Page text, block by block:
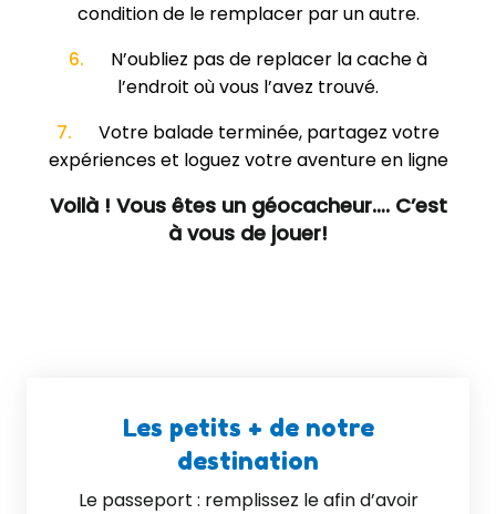
condition de le remplacer par un autre.
6. N’oubliez pas de replacer la cache à
l’endroit où vous l’avez trouvé.
7. Votre balade terminée, partagez votre
expériences et loguez votre aventure en ligne
Voilà ! Vous êtes un géocacheur…. C’est
à vous de jouer!
Les petits + de notre
destination
Le passeport : remplissez le afin d’avoir